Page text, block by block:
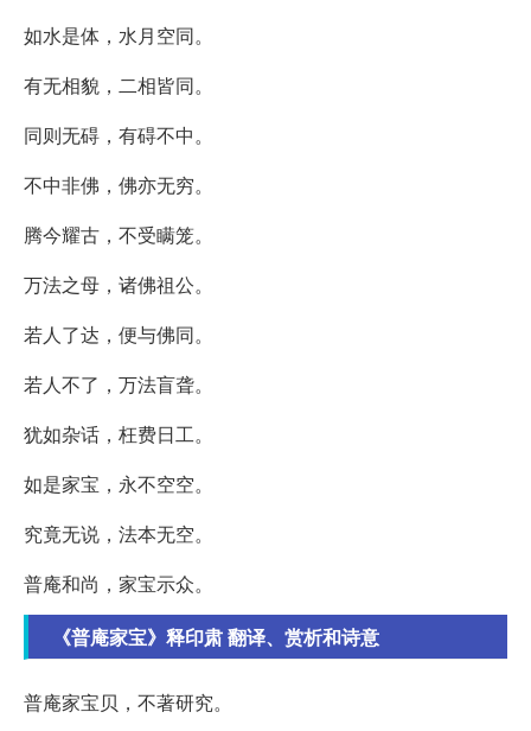
如水是体，水月空同。
有无相貌，二相皆同。
同则无碍，有碍不中。
不中非佛，佛亦无穷。
腾今耀古，不受瞒笼。
万法之母，诸佛祖公。
若人了达，便与佛同。
若人不了，万法盲聋。
犹如杂话，枉费日工。
如是家宝，永不空空。
究竟无说，法本无空。
普庵和尚，家宝示众。
《普庵家宝》释印肃 翻译、赏析和诗意
普庵家宝贝，不著研究。